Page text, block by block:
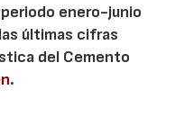
enero-junio
últimas cifras
del Cemento
.